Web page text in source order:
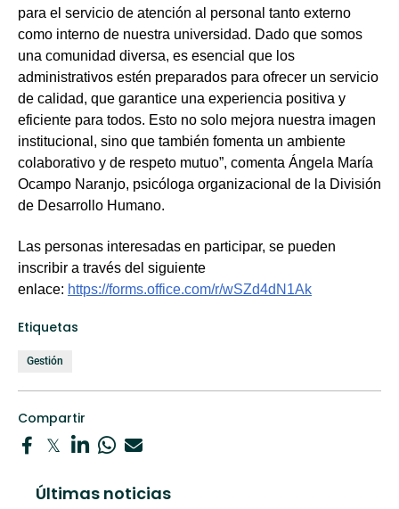
para el servicio de atención al personal tanto externo
como interno de nuestra universidad. Dado que somos
una comunidad diversa, es esencial que los
administrativos estén preparados para ofrecer un servicio
de calidad, que garantice una experiencia positiva y
eficiente para todos. Esto no solo mejora nuestra imagen
institucional, sino que también fomenta un ambiente
colaborativo y de respeto mutuo”, comenta Ángela María
Ocampo Naranjo, psicóloga organizacional de la División
de Desarrollo Humano.
Las personas interesadas en participar, se pueden
inscribir a través del siguiente
enlace: https://forms.office.com/r/wSZd4dN1Ak
Etiquetas
Gestión
Compartir
Últimas noticias